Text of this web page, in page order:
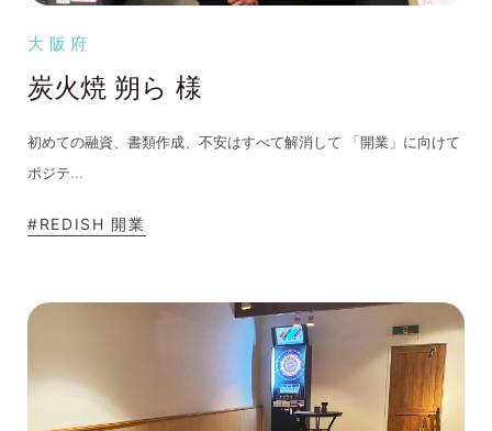
大阪府
炭火焼 朔ら 様
初めての融資、書類作成、不安はすべて解消して 「開業」に向けて
ポジテ...
#REDISH 開業